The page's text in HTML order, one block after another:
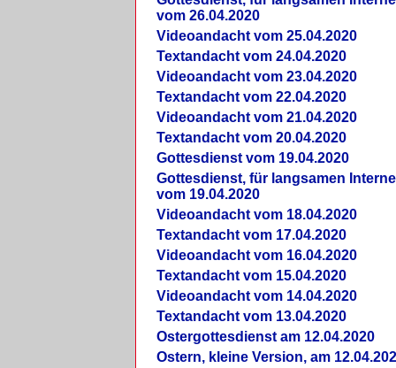
vom 26.04.2020
Videoandacht vom 25.04.2020
Textandacht vom 24.04.2020
Videoandacht vom 23.04.2020
Textandacht vom 22.04.2020
Videoandacht vom 21.04.2020
Textandacht vom 20.04.2020
Gottesdienst vom 19.04.2020
Gottesdienst, für langsamen
vom 19.04.2020
Videoandacht vom 18.04.2020
Textandacht vom 17.04.2020
Videoandacht vom 16.04.2020
Textandacht vom 15.04.2020
Videoandacht vom 14.04.2020
Textandacht vom 13.04.2020
Ostergottesdienst am 12.04.2020
Ostern, kleine Version, am